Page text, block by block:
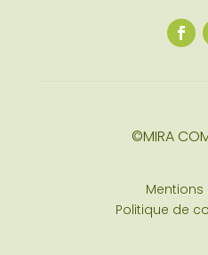
©MIRA
Mentions
Politique de